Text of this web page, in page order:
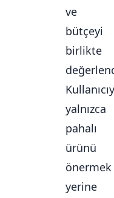
ve
bütçeyi
birlikte
yalnızca
pahalı
ürünü
önermek
yerine